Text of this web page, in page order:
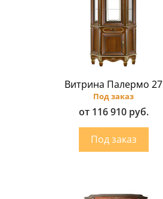
Витрина Палермо 27
Под заказ
от 116 910 руб.